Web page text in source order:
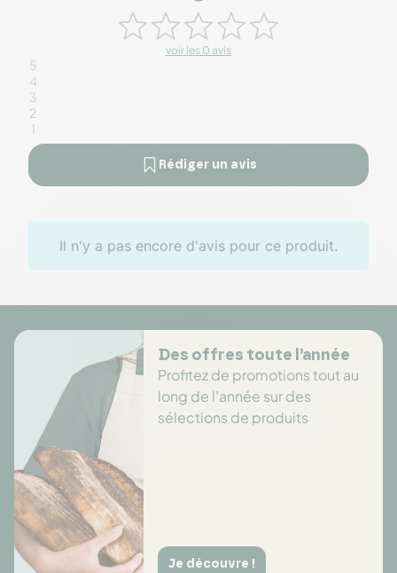
voir les 0 avis
5
4
3
2
1
Rédiger un avis
Il n'y a pas encore d'avis pour ce produit.
Des offres toute l’année
Profitez de promotions tout au
long de l'année sur des
sélections de produits
Je découvre !